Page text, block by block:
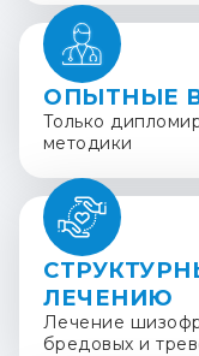
ОПЫТНЫЕ
Только
методики
ЛЕЧЕНИЮ
Лечение
бредовых и